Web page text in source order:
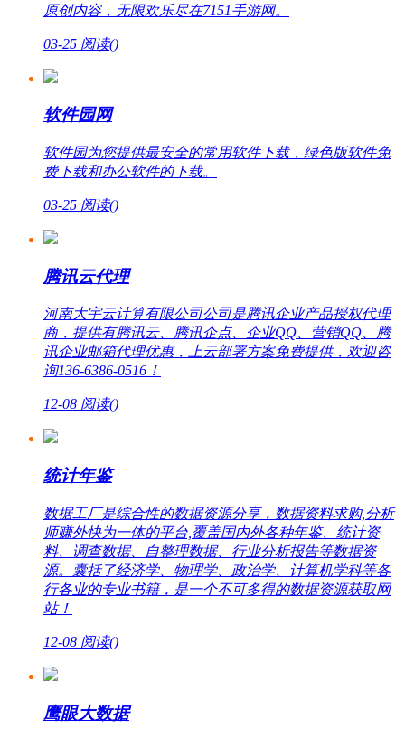
原创内容，无限欢乐尽在7151手游网。
03-25 阅读()
软件园网
软件园为您提供最安全的常用软件下载，绿色版软件免
费下载和办公软件的下载。
03-25 阅读()
腾讯云代理
河南大宇云计算有限公司公司是腾讯企业产品授权代理
商，提供有腾讯云、腾讯企点、企业QQ、营销QQ、腾
讯企业邮箱代理优惠，上云部署方案免费提供，欢迎咨
询136-6386-0516！
12-08 阅读()
统计年鉴
数据工厂是综合性的数据资源分享，数据资料求购,分析
师赚外快为一体的平台,覆盖国内外各种年鉴、统计资
料、调查数据、自整理数据、行业分析报告等数据资
源。囊括了经济学、物理学、政治学、计算机学科等各
行各业的专业书籍，是一个不可多得的数据资源获取网
站！
12-08 阅读()
鹰眼大数据